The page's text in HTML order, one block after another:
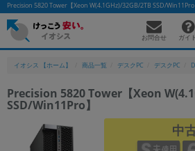
Precision 5820 Tower【Xeon W(4.1GHz)/32GB/2TB SSD/
お問合せ ガイド
イオシス 【ホーム】 商品一覧 デスクPC デスクPC
Precision 5820 Tower【Xeon
SSD/Win11Pro】
中